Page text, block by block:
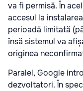
va fi permisă. În
accesul la
perioadă limitată
însă sistemul va
originea
Paralel, Google
dezvoltatori. În